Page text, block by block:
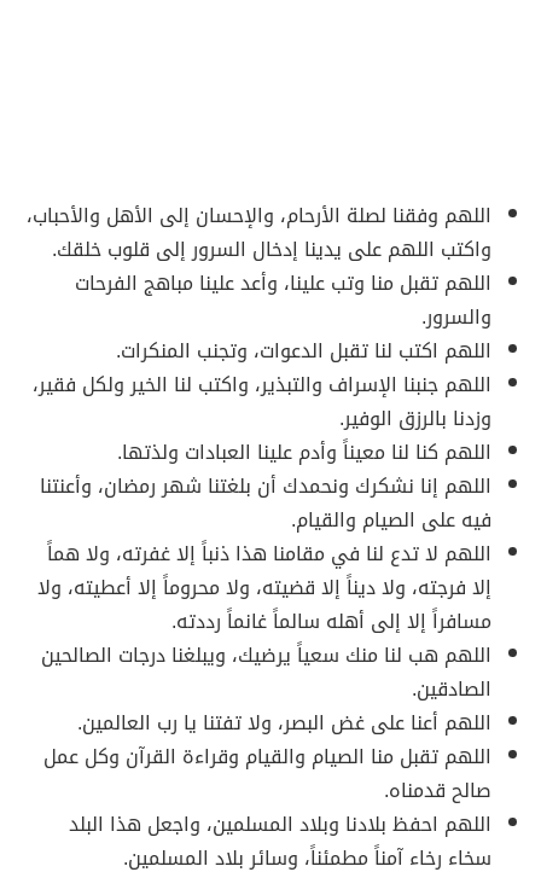
اللهم وفقنا لصلة الأرحام، والإحسان إلى الأهل والأحباب،
واكتب اللهم على يدينا إدخال السرور إلى قلوب خلقك.
اللهم تقبل منا وتب علينا، وأعد علينا مباهج الفرحات
والسرور.
اللهم اكتب لنا تقبل الدعوات، وتجنب المنكرات.
اللهم جنبنا الإسراف والتبذير، واكتب لنا الخير ولكل فقير،
وزدنا بالرزق الوفير.
اللهم كنا لنا معيناً وأدم علينا العبادات ولذتها.
اللهم إنا نشكرك ونحمدك أن بلغتنا شهر رمضان، وأعنتنا
فيه على الصيام والقيام.
اللهم لا تدع لنا في مقامنا هذا ذنباً إلا غفرته، ولا هماً
إلا فرجته، ولا ديناً إلا قضيته، ولا محروماً إلا أعطيته، ولا
مسافراً إلا إلى أهله سالماً غانماً رددته.
اللهم هب لنا منك سعياً يرضيك، ويبلغنا درجات الصالحين
الصادقين.
اللهم أعنا على غض البصر، ولا تفتنا يا رب العالمين.
اللهم تقبل منا الصيام والقيام وقراءة القرآن وكل عمل
صالح قدمناه.
اللهم احفظ بلادنا وبلاد المسلمين، واجعل هذا البلد
سخاء رخاء آمناً مطمئناً، وسائر بلاد المسلمين.